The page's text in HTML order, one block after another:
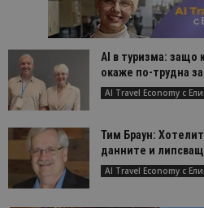
AI в туризма: защо
окаже по-трудна
AI Travel Economy с
Тим Браун:
данните и
AI Travel Economy с